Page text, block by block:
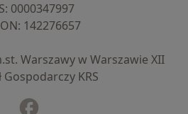
⁠0000347997
⁠142276657
Warszawy w Warszawie XII
Gospodarczy KRS